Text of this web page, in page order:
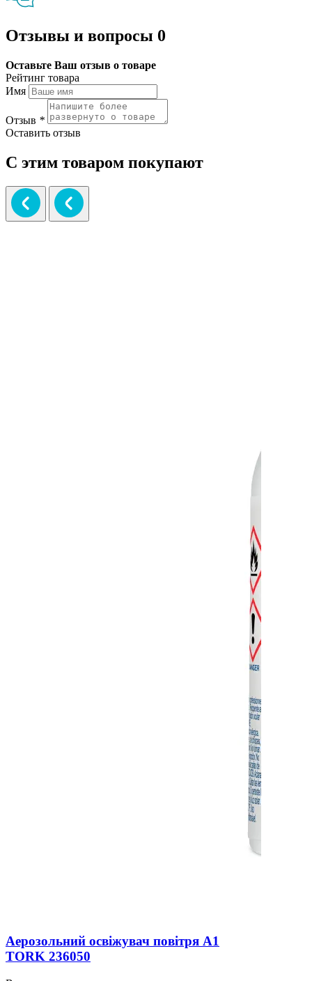
Отзывы и вопросы 0
Оставьте Ваш отзыв о товаре
Рейтинг товара
Имя
Отзыв *
Оставить отзыв
С этим товаром покупают
Аерозольний освіжувач повітря A1
TORK 236050